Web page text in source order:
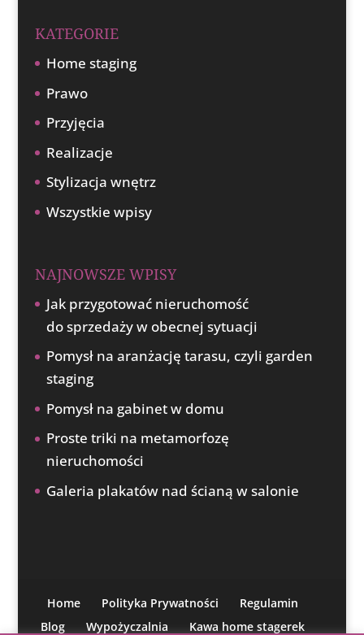
KATEGORIE
Home staging
Prawo
Przyjęcia
Realizacje
Stylizacja wnętrz
Wszystkie wpisy
NAJNOWSZE WPISY
Jak przygotować nieruchomość
do sprzedaży w obecnej sytuacji
Pomysł na aranżację tarasu, czyli garden
staging
Pomysł na gabinet w domu
Proste triki na metamorfozę
nieruchomości
Galeria plakatów nad ścianą w salonie
Home Polityka Prywatności
Regulamin
Blog
Wypożyczalnia Kawa home stagerek